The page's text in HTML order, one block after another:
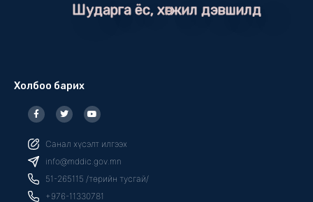
Шударга ёс, хөгжил дэвшилд
Холбоо барих
F
a
c
b
o
o
k
f
T
w
i
t
r
Y
o
u
u
e
Санал хүсэлт илгээх
info@mddic.gov.mn
51-265115 /төрийн тусгай/
+976-11330781